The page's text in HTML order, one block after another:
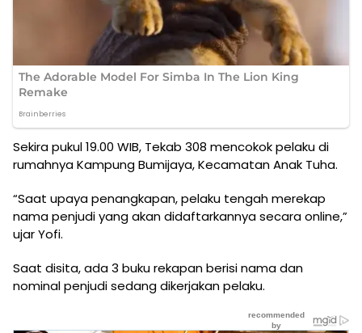
Sekira pukul 19.00 WIB, Tekab 308 mencokok pelaku di
rumahnya Kampung Bumijaya, Kecamatan Anak Tuha.
“Saat upaya penangkapan, pelaku tengah merekap
nama penjudi yang akan didaftarkannya secara online,”
ujar Yofi.
Saat disita, ada 3 buku rekapan berisi nama dan
nominal penjudi sedang dikerjakan pelaku.